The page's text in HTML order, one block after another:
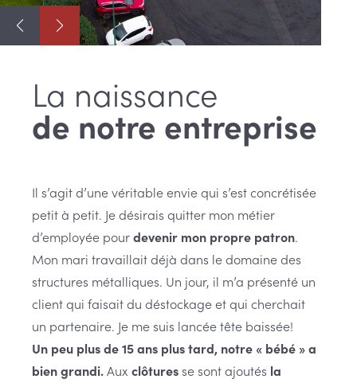
La naissance
de notre entreprise
Il s’agit d’une véritable envie qui s’est concrétisée
petit à petit. Je désirais quitter mon métier
d’employée pourdevenir mon propre patron.
Mon mari travaillait déjà dans le domaine des
structures métalliques. Un jour, il m’a présenté un
client qui faisait du déstockage et qui cherchait
un partenaire. Je me suis lancée tête baissée!
Un peu plus de 15 ans plus tard, notre « bébé » a
bien grandi.Auxclôtures se sont ajoutés la